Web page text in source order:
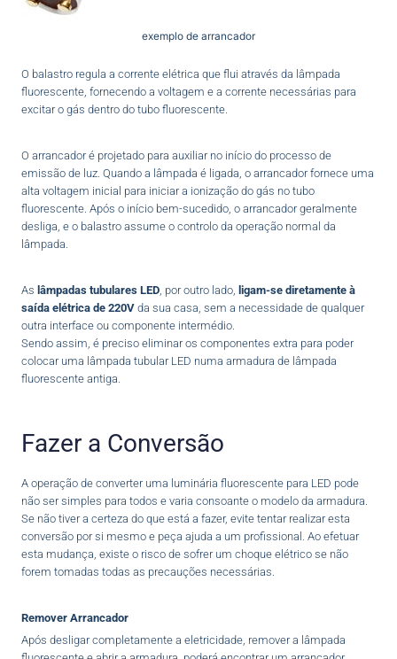
exemplo de arrancador
O balastro regula a corrente elétrica que flui através da lâmpada
fluorescente, fornecendo a voltagem e a corrente necessárias para
excitar o gás dentro do tubo fluorescente.
O arrancador é projetado para auxiliar no início do processo de
emissão de luz. Quando a lâmpada é ligada, o arrancador fornece uma
alta voltagem inicial para iniciar a ionização do gás no tubo
fluorescente. Após o início bem-sucedido, o arrancador geralmente
desliga, e o balastro assume o controlo da operação normal da
lâmpada.
As lâmpadas tubulares LED , por outro lado, ligam-se diretamente à
saída elétrica de 220V da sua casa, sem a necessidade de qualquer
outra interface ou componente intermédio.
Sendo assim, é preciso eliminar os componentes extra para poder
colocar uma lâmpada tubular LED numa armadura de lâmpada
fluorescente antiga.
Fazer a Conversão
A operação de converter uma luminária fluorescente para LED pode
não ser simples para todos e varia consoante o modelo da armadura.
Se não tiver a certeza do que está a fazer, evite tentar realizar esta
conversão por si mesmo e peça ajuda a um profissional. Ao efetuar
esta mudança, existe o risco de sofrer um choque elétrico se não
forem tomadas todas as precauções necessárias.
Remover Arrancador
Após desligar completamente a eletricidade, remover a lâmpada